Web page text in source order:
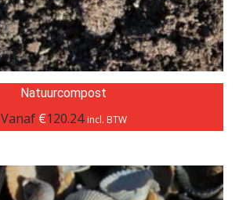
Natuurcompost
Vanaf €120.24 incl. BTW